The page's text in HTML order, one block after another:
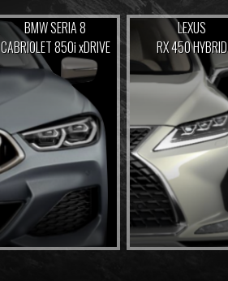
BMW SERIA 8
CABRIOLET 850i xDRIVE
LEXUS
RX 450 HYBRID